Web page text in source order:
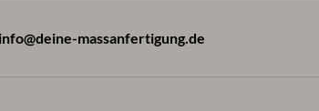
info@deine-massanfertigung.de